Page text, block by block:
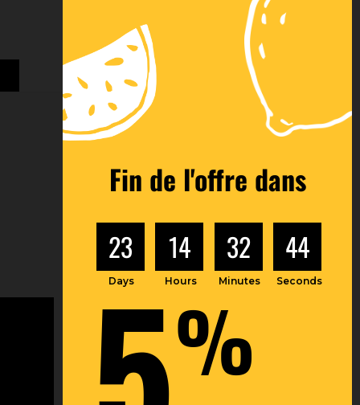
%
Fin de l'offre dans
23 14 32 43
Days Hours Minutes Seconds